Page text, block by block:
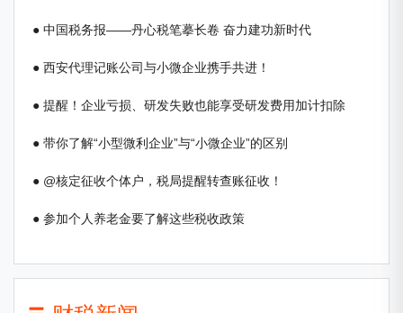
● 中国税务报——丹心税笔摹长卷 奋力建功新时代
● 西安代理记账公司与小微企业携手共进！
● 提醒！企业亏损、研发失败也能享受研发费用加计扣除
● 带你了解“小型微利企业”与“小微企业”的区别
● @核定征收个体户，税局提醒转查账征收！
● 参加个人养老金要了解这些税收政策